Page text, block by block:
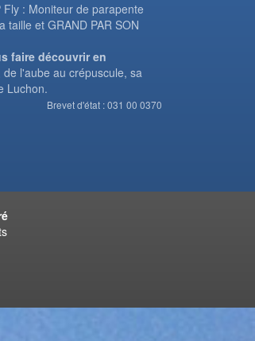
: Moniteur de parapente
taille et GRAND PAR SON
faire découvrir en
de l'aube au crépuscule, sa
Luchon.
Brevet d'état : 031 00 0370